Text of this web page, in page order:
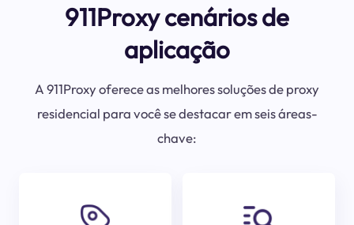
911Proxy cenários de
aplicação
A 911Proxy oferece as melhores soluções de proxy
residencial para você se destacar em seis áreas-
chave: